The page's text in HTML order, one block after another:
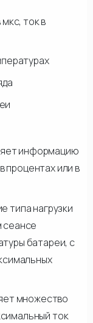
ток в
информацию
процентах или в
типа нагрузки
сеансе
батареи, с
множество
ток